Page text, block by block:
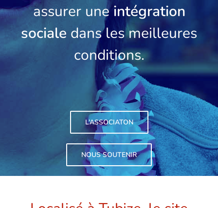
assurer uneintégration
sociale dans les meilleures
conditions.
L’ASSOCIATON
NOUS SOUTENIR